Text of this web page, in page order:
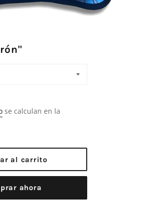
se calculan en la
al carrito
ahora